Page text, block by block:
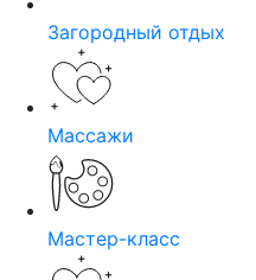
Загородный отдых
Массажи
Мастер-класс